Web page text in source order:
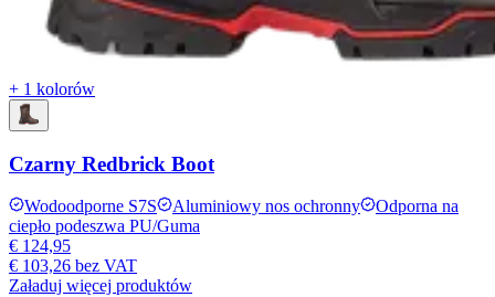
+ 1 kolorów
Czarny Redbrick Boot
Wodoodporne S7S Aluminiowy nos ochronny
Odporna na
ciepło podeszwa PU/Guma
€ 124,95
€ 103,26 bez VAT
Załaduj więcej produktów